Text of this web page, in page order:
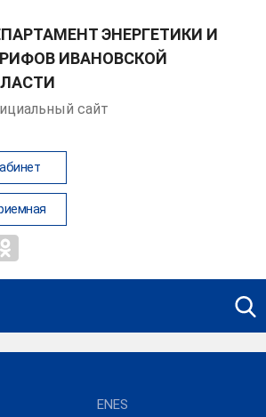
ЭНЕРГЕТИКИ И
ИВАНОВСКОЙ
сайт
ENES